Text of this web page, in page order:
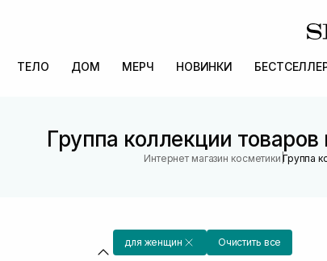
ТЕЛО ДОМ МЕРЧ НОВИНКИ
Группа коллекции товаров
Интернет магазин косметики |Группа
для женщин Очистить все